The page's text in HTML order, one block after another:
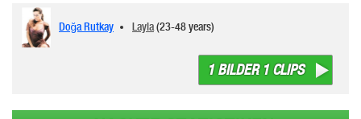
Doğa Rutkay Layla(23-48 years)
1 BILDER 1 CLIPS